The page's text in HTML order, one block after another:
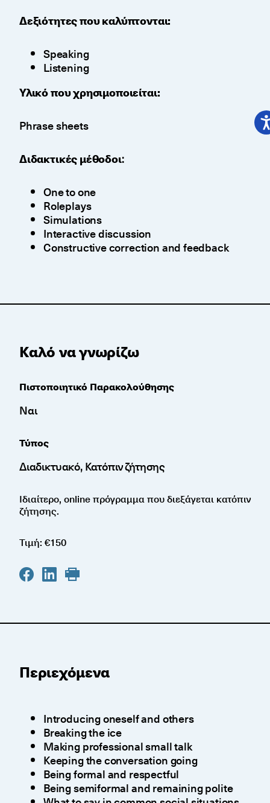
Καλό να γνωρίζω
Πιστοποιητικό Παρακολούθησης
Ναι
Τύπος
Διαδικτυακό, Κατόπιν ζήτησης
Ιδιαίτερο, online πρόγραμμα που διεξάγεται κατόπιν
ζήτησης.
Τιμή: €150
Δεξιότητες που καλύπτονται:
Speaking
Listening
Υλικό που χρησιμοποιείται:
Phrase sheets
Διδακτικές μέθοδοι:
One to one
Roleplays
Simulations
Interactive discussion
Constructive correction and feedback
Περιεχόμενα
Introducing oneself and others
Breaking the ice
Making professional small talk
Keeping the conversation going
Being formal and respectful
Being semiformal and remaining polite